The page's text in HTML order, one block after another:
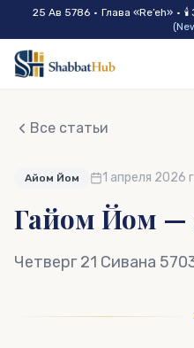
Skip to main content
25 Ав 5786 • Глава «Re’eh» • 🕯
(
Все статьи
Айом Йом 1 апреля 2026
Гайом Йом —
Четверг 21 Сивана